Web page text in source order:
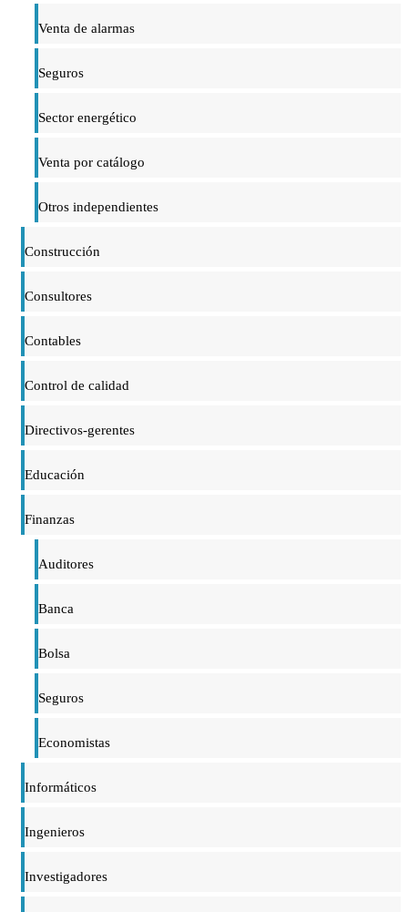
Venta de alarmas
Seguros
Sector energético
Venta por catálogo
Otros independientes
Construcción
Consultores
Contables
Control de calidad
Directivos-gerentes
Educación
Finanzas
Auditores
Banca
Bolsa
Seguros
Economistas
Informáticos
Ingenieros
Investigadores